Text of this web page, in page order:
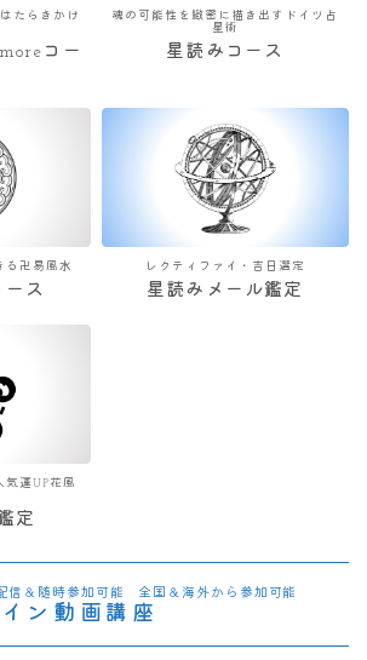
たらきかけ
コー
魂の可能性を緻密に描き出すドイツ占
星術
星読みコース
る卍易風水
ス
レクティファイ・吉日選定
星読みメール鑑定
気運UP花風
定
信＆随時参加可能 全国＆海外から参加可能
ン動画講座